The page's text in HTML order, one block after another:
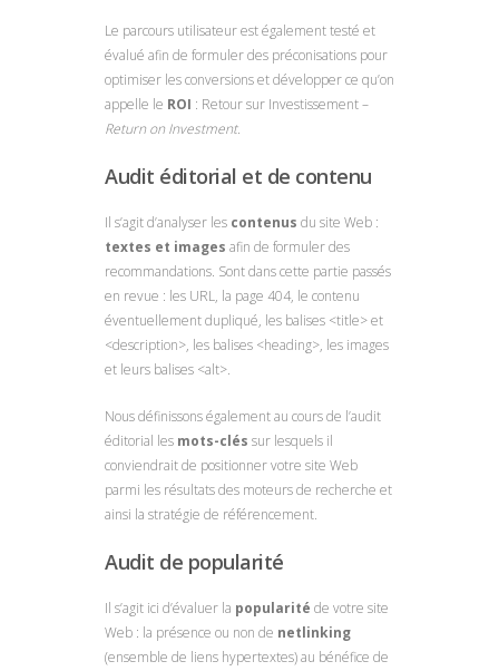
Le parcours utilisateur est également testé et
évalué afin de formuler des préconisations pour
optimiser les conversions et développer ce qu’on
appelle le ROI : Retour sur Investissement –
Return on Investment.
Audit éditorial et de contenu
Il s’agit d’analyser les contenus du site Web :
textes et images afin de formuler des
recommandations. Sont dans cette partie passés
en revue : les URL, la page 404, le contenu
éventuellement dupliqué, les balises <title> et
<description>, les balises <heading>, les images
et leurs balises <alt>.
Nous définissons également au cours de l’audit
éditorial les mots-clés sur lesquels il
conviendrait de positionner votre site Web
parmi les résultats des moteurs de recherche et
ainsi la stratégie de référencement.
Audit de popularité
Il s’agit ici d’évaluer la popularité de votre site
Web : la présence ou non de netlinking
(ensemble de liens hypertextes) au bénéfice de